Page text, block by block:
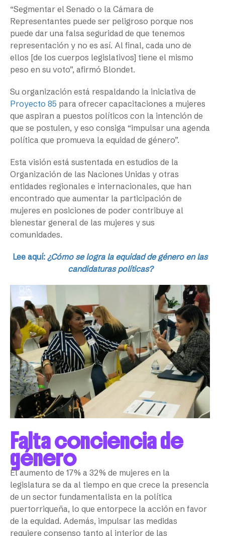
“Segmentar el Senado o la Cámara de
Representantes puede ser peligroso porque nos
puede dar una falsa seguridad de que tenemos
representación y no es así. Al final, cada uno de
ellos [de los cuerpos legislativos] tiene el mismo
peso en su voto”, afirmó Blondet.
Su organización está respaldando la iniciativa de
Proyecto 85 para ofrecer capacitaciones a mujeres
que aspiran a puestos políticos con la intención de
que se postulen, y eso consiga “impulsar una agenda
política que promueva la equidad de género”.
Esta visión está sustentada en estudios de la
Organización de las Naciones Unidas y otras
entidades regionales e internacionales, que han
encontrado que aumentar la participación de
mujeres en posiciones de poder contribuye al
bienestar general de las mujeres y sus
comunidades.
Lee aquí: ¿Cómo se logra la equidad de género en las
candidaturas políticas?
Falta conciencia de
género
El aumento de 17% a 32% de mujeres en la
legislatura se da al tiempo en que crece la presencia
de un sector fundamentalista en la política
puertorriqueña, lo que entorpece la acción en favor
de la equidad. Además, impulsar las medidas
requiere consenso tanto al interior de las